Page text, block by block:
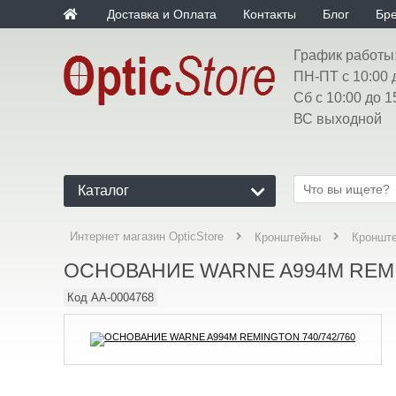
Доставка и Оплата Контакты Блог
График работы:
ПН-ПТ с 10:00
Сб с 10:00 до
ВС выходной
Каталог
Интернет магазин OpticStore Кронштейны
ОСНОВАНИЕ WARNE A994M
Код AA-0004768